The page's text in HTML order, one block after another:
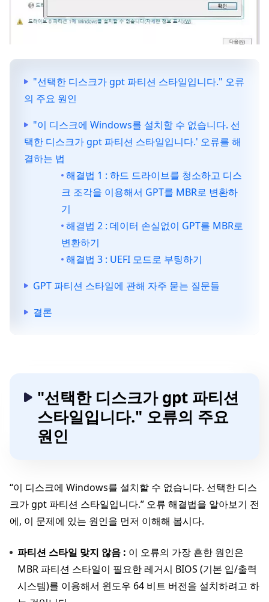
"선택한 디스크가 gpt 파티션 스타일입니다." 오류
의 주요 원인
"이 디스크에 Windows를 설치할 수 없습니다. 선
택한 디스크가 gpt 파티션 스타일입니다.' 오류를 해
결하는 법
해결법 1 : 하드 드라이브를 청소하고 디스
크 조각을 이용해서 GPT를 MBR로 변환하
기
해결법 2 : 데이터 손실없이 GPT를 MBR로
변환하기
해결법 3 : UEFI 모드로 부팅하기
GPT 파티션 스타일에 관해 자주 묻는 질문들
결론
"선택한 디스크가 gpt 파티션
스타일입니다." 오류의 주요
원인
“이 디스크에 Windows를 설치할 수 없습니다. 선택한 디스
크가 gpt 파티션 스타일입니다.” 오류 해결법을 알아보기 전
에, 이 문제에 있는 원인을 먼저 이해해 봅시다.
파티션 스타일 맞지 않음 : 이 오류의 가장 흔한 원인은
MBR 파티션 스타일이 필요한 레거시 BIOS (기본 입/출력
시스템)를 이용해서 윈도우 64 비트 버전을 설치하려고 하